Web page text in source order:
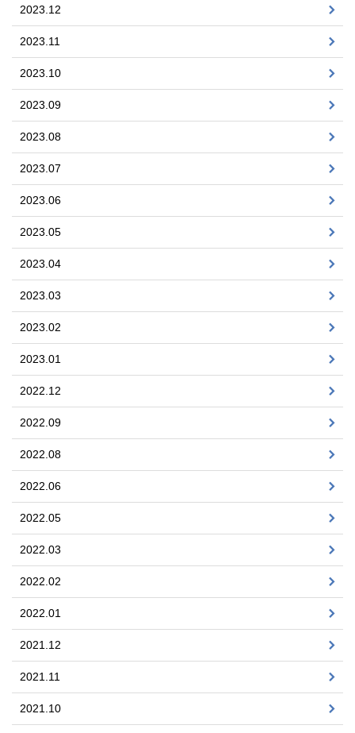
2023.12
2023.11
2023.10
2023.09
2023.08
2023.07
2023.06
2023.05
2023.04
2023.03
2023.02
2023.01
2022.12
2022.09
2022.08
2022.06
2022.05
2022.03
2022.02
2022.01
2021.12
2021.11
2021.10